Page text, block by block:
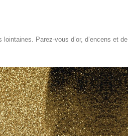
Parez-vous d’or, d’encens et de